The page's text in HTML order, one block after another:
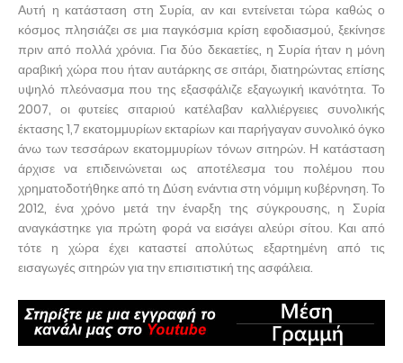
Αυτή η κατάσταση στη Συρία, αν και εντείνεται τώρα καθώς ο
κόσμος πλησιάζει σε μια παγκόσμια κρίση εφοδιασμού, ξεκίνησε
πριν από πολλά χρόνια. Για δύο δεκαετίες, η Συρία ήταν η μόνη
αραβική χώρα που ήταν αυτάρκης σε σιτάρι, διατηρώντας επίσης
υψηλό πλεόνασμα που της εξασφάλιζε εξαγωγική ικανότητα. Το
2007, οι φυτείες σιταριού κατέλαβαν καλλιέργειες συνολικής
έκτασης 1,7 εκατομμυρίων εκταρίων και παρήγαγαν συνολικό όγκο
άνω των τεσσάρων εκατομμυρίων τόνων σιτηρών. Η κατάσταση
άρχισε να επιδεινώνεται ως αποτέλεσμα του πολέμου που
χρηματοδοτήθηκε από τη Δύση ενάντια στη νόμιμη κυβέρνηση. Το
2012, ένα χρόνο μετά την έναρξη της σύγκρουσης, η Συρία
αναγκάστηκε για πρώτη φορά να εισάγει αλεύρι σίτου. Και από
τότε η χώρα έχει καταστεί απολύτως εξαρτημένη από τις
εισαγωγές σιτηρών για την επισιτιστική της ασφάλεια.